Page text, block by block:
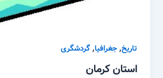
تاریخ,جغرافیا,گردشگری
استان کرمان